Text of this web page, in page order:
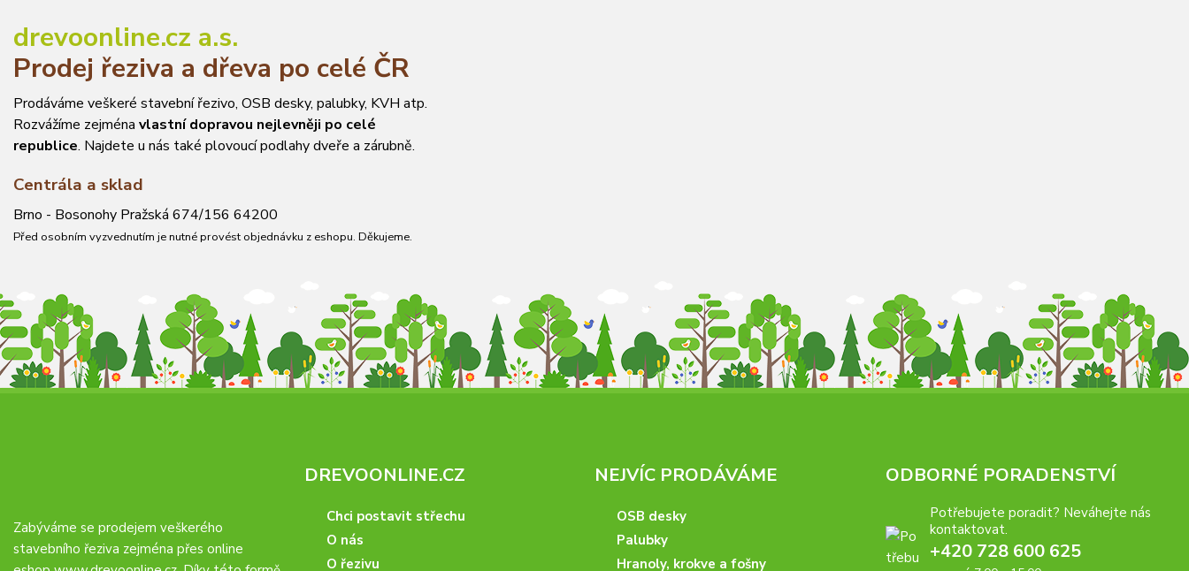
drevoonline.cz a.s.
Prodej řeziva a dřeva po celé ČR
Prodáváme veškeré stavební řezivo, OSB desky, palubky, KVH atp.
Rozvážíme zejména vlastní dopravou nejlevněji po celé
republice. Najdete u nás také plovoucí podlahy dveře a zárubně.
Centrála a sklad
Brno - Bosonohy Pražská 674/156 64200
Před osobním vyzvednutím je nutné provést objednávku z eshopu. Děkujeme.
Zabýváme se prodejem veškerého
stavebního řeziva zejména přes online
DREVOONLINE.CZ
Chci postavit střechu
O nás
O řezivu
NEJVÍC PRODÁVÁME
OSB desky
Palubky
Hranoly, krokve a fošny
ODBORNÉ PORADENSTVÍ
Potřebujete poradit? Neváhejte nás
kontaktovat.
+420 728 600 625